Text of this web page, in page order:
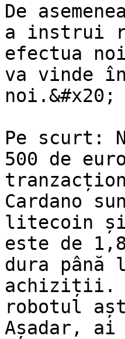
De
a instrui
efectua
va vinde
noi.&#x20;
Pe scurt:
500 de
Cardano
litecoin și
este de
dura până
achiziții.
robotul
Așadar,